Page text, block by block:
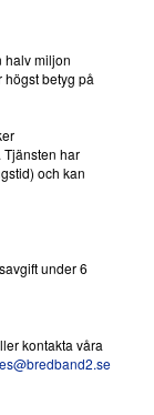
halv miljon
betyg på
har
och kan
under 6
kontakta våra